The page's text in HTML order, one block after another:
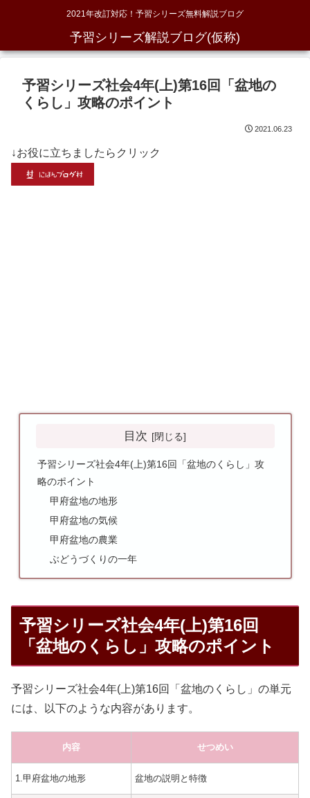
2021年改訂対応！予習シリーズ無料解説ブログ
予習シリーズ解説ブログ(仮称)
予習シリーズ社会4年(上)第16回「盆地の
くらし」攻略のポイント
2021.06.23
↓お役に立ちましたらクリック
目次
予習シリーズ社会4年(上)第16回「盆地のくらし」攻
略のポイント
甲府盆地の地形
甲府盆地の気候
甲府盆地の農業
ぶどうづくりの一年
予習シリーズ社会4年(上)第16回
「盆地のくらし」攻略のポイント
予習シリーズ社会4年(上)第16回「盆地のくらし」の単元
には、以下のような内容があります。
内容 せつめい
1.甲府盆地の地形 盆地の説明と特徴